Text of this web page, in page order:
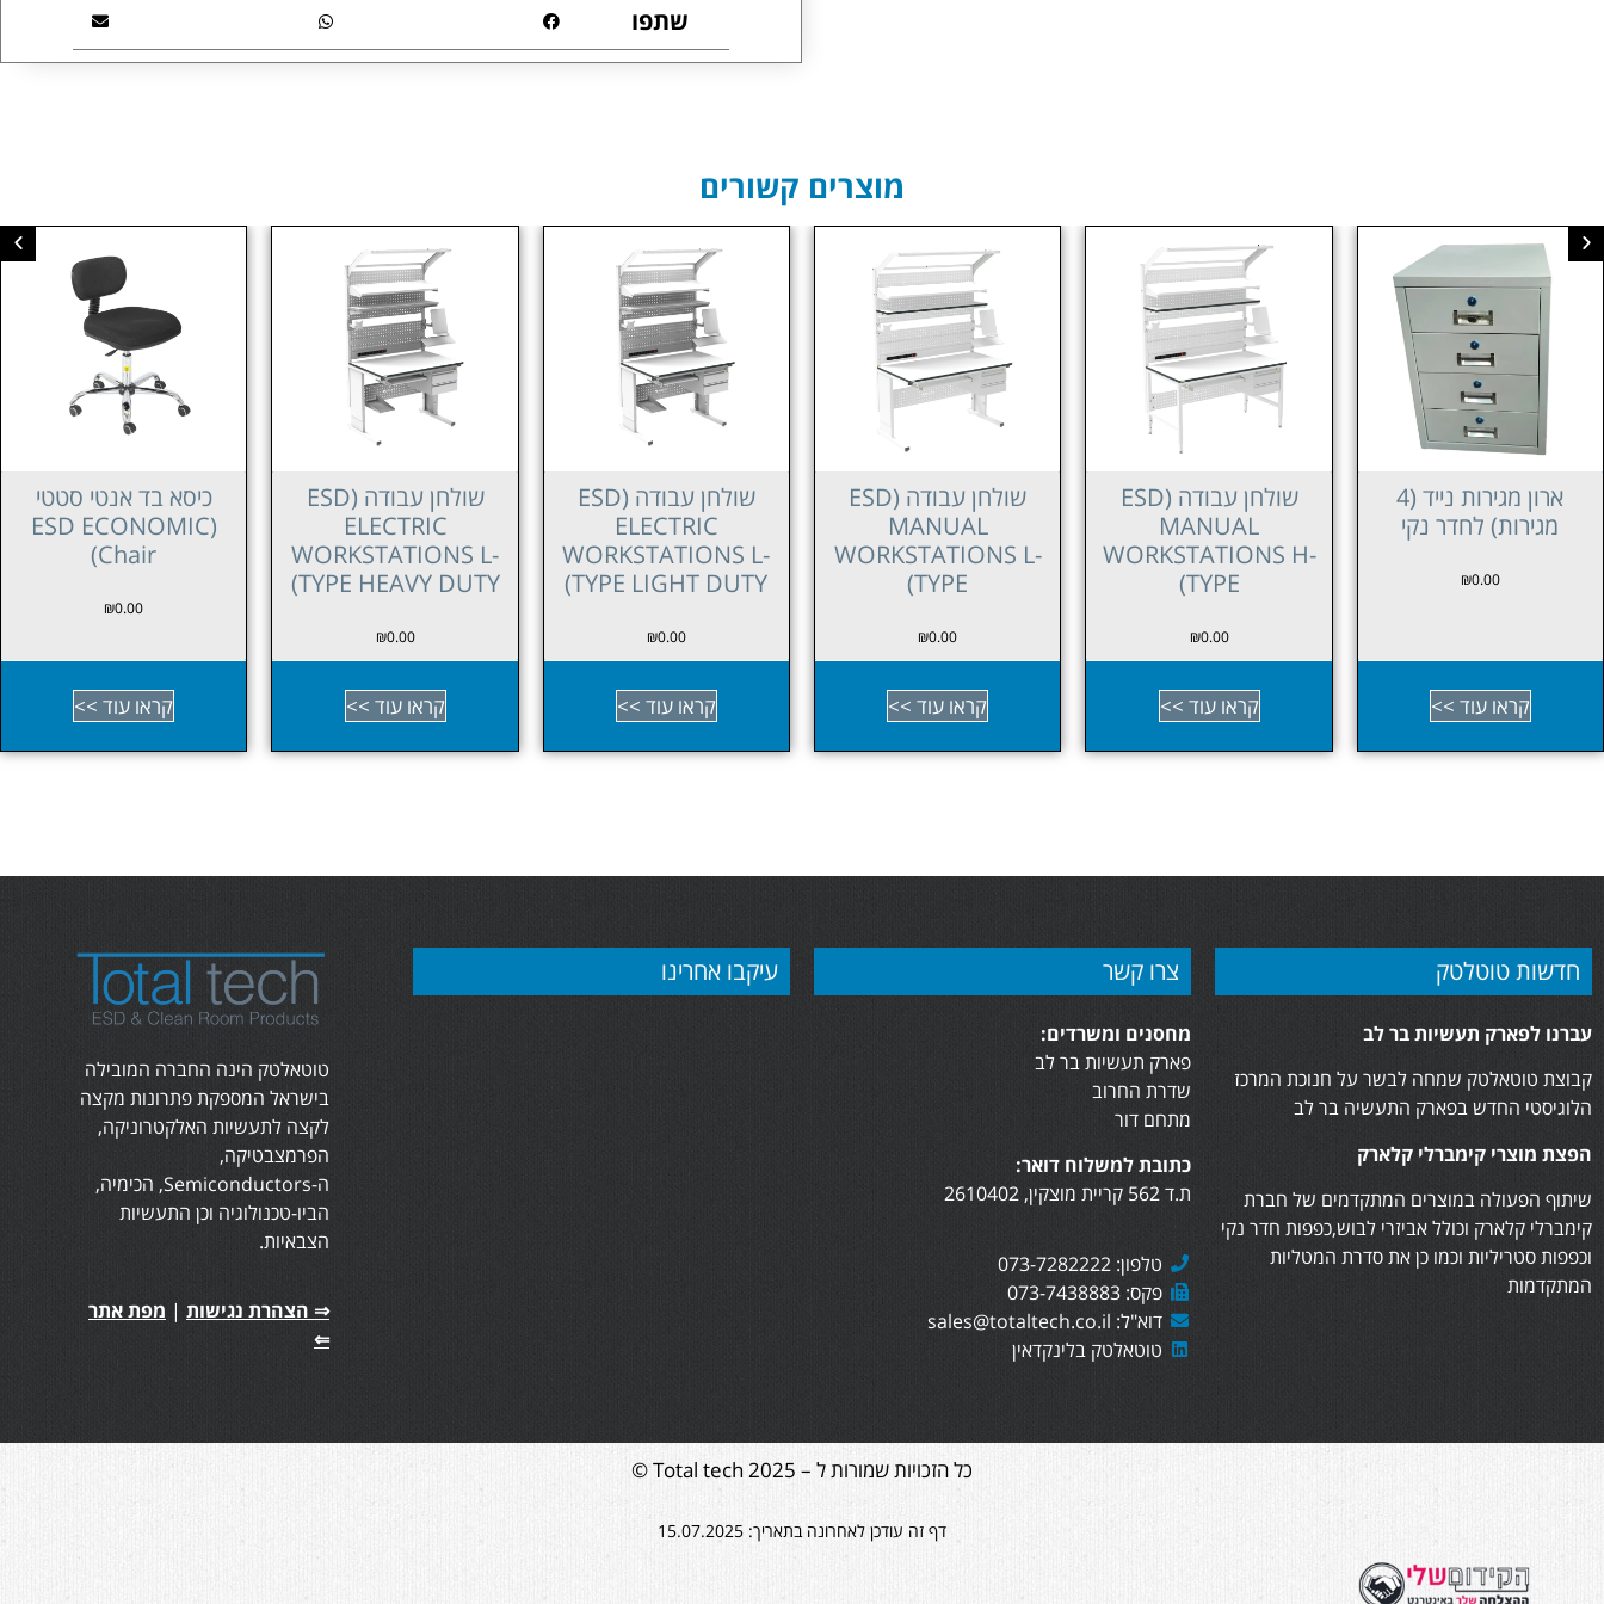
שתפו
מוצרים קשורים
שולחן עבודה (ESD
MANUAL
TYPE)
קראו עוד >>
שולחן עבודה (ESD
MANUAL
WORKSTATIONS L-
TYPE)
₪0.00
קראו עוד >>
שולחן עבודה (ESD
ELECTRIC
WORKSTATIONS L-
TYPE LIGHT DUTY)
₪0.00
קראו עוד >>
שולחן עבודה (ESD
ELECTRIC
WORKSTATIONS L-
TYPE HEAVY DUTY)
₪0.00
קראו עוד >>
כיסא בד אנטי סטטי
(ESD ECONOMIC
Chair)
קראו עוד >>
כיסא אנטי סטטי (ESD
POLYURETHANE
COMFORT Chair)
₪0.00
קראו עוד >>
חדשות טוטלטק
עברנו לפארק תעשיות בר לב
קבוצת טוטאלטק שמחה לבשר על חנוכת המרכז
הלוגיסטי החדש בפארק התעשיה בר לב
הפצת מוצרי קימברלי קלארק
שיתוף הפעולה במוצרים המתקדמים של חברת
קימברלי קלארק וכולל אביזרי לבוש,כפפות חדר נקי
וכפפות סטריליות וכמו כן את סדרת המטליות
המתקדמות
צרו קשר
מחסנים ומשרדים:
פארק תעשיות בר לב
שדרת החרוב
מתחם דור
כתובת למשלוח דואר:
ת.ד 562 קריית מוצקין, 2610402
טלפון: 073-7282222
פקס: 073-7438883
דוא"ל: sales@totaltech.co.il
טוטאלטק בלינקדאין
עיקבו אחרינו
טוטאלטק הינה החברה המובילה
בישראל המספקת פתרונות מקצה
לקצה לתעשיות האלקטרוניקה,
הפרמצבטיקה,
ה-Semiconductors, הכימיה,
הביו-טכנולוגיה וכן התעשיות
הצבאיות.
⇒ הצהרת נגישות | מפת אתר
⇐
כל הזכויות שמורות ל – Total tech 2025 ©
דף זה עודכן לאחרונה בתאריך: 15.07.2025